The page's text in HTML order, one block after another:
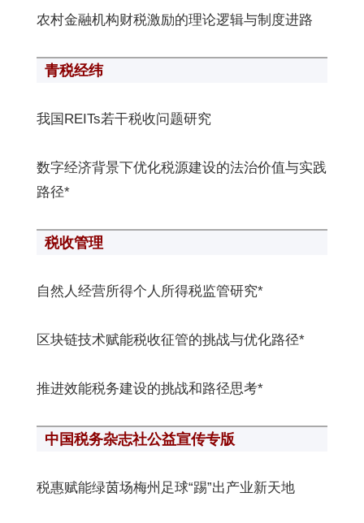
农村金融机构财税激励的理论逻辑与制度进路
青税经纬
我国REITs若干税收问题研究
数字经济背景下优化税源建设的法治价值与实践
路径*
税收管理
自然人经营所得个人所得税监管研究*
区块链技术赋能税收征管的挑战与优化路径*
推进效能税务建设的挑战和路径思考*
中国税务杂志社公益宣传专版
税惠赋能绿茵场梅州足球“踢”出产业新天地